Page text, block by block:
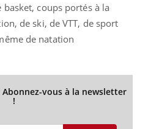
coups portés à la
de ski, de VTT, de sport
de natation
vous à la newsletter
!